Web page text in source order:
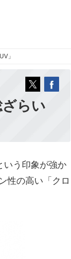
」
ざらい
いう印象が強か
性の高い「クロ